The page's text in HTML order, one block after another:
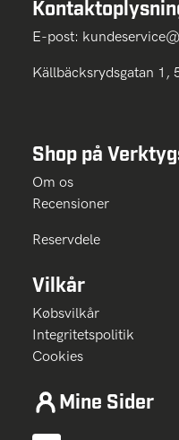
E-post:
Källbäcksrydsgatan 1,
Shop på
Om os
Recensioner
Reservdele
Vilkår
Købsvilkår
Integritetspolitik
Cookies
Mine Sider